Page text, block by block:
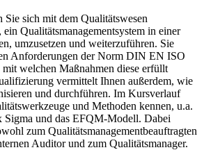
Sie sich mit dem Qualitätswesen
ein Qualitätsmanagementsystem in einer
umzusetzen und weiterzuführen. Sie
Anforderungen der Norm DIN EN ISO
welchen Maßnahmen diese erfüllt
vermittelt Ihnen außerdem, wie
und durchführen. Im Kursverlauf
und Methoden kennen, u.a.
und das EFQM-Modell. Dabei
zum Qualitätsmanagementbeauftragten
Auditor und zum Qualitätsmanager.